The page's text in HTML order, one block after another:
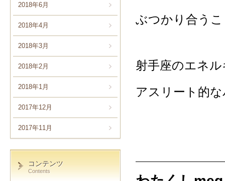
2018年6月
2018年4月
2018年3月
2018年2月
2018年1月
2017年12月
2017年11月
コンテンツ
Contents
ぶつかり合う
射手座のエネ
アスリート的